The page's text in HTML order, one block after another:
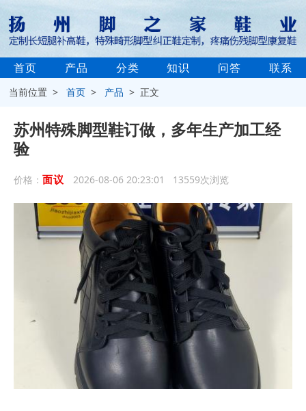
首页 产品 分类 知识 问答 联系
当前位置 >首页 > 产品 > 正文
苏州特殊脚型鞋订做，多年生产加工经
验
价格： 面议 2026-08-06 20:23:01 13559次浏览